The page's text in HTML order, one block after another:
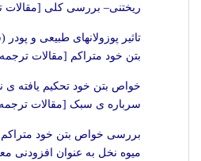
ریختنی– بررسی کلی [مقالات
تاثیر پوزولانهای طبیعی و
بتن خود متراکم [مقالات
خواص بتن خود تحکیم یافته
سرباره ی سبک [مقالات
بررسی خواص بتن خود متراکم
میوه نخل به عنوان افزودنی